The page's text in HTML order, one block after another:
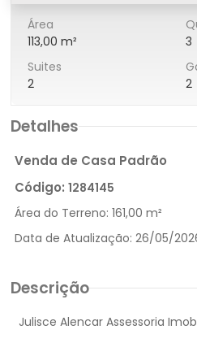
Área
113,00 m²
3
Suites
2
2
Detalhes
Venda de Casa Padrão
Código: 1284145
Área do Terreno: 161,00 m²
Data de Atualização: 26/05/
Descrição
Julisce Alencar Assessoria